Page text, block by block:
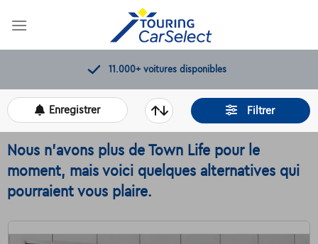
Contrôles de qualité par Touring
Filtrer
Enregistrer
Nous n'avons plus de Town Life pour le
moment, mais voici quelques alternatives qui
pourraient vous plaire.